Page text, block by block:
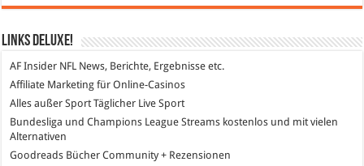
Links DeLuXe!
AF Insider NFL News, Berichte, Ergebnisse etc.
Affiliate Marketing für Online-Casinos
Alles außer Sport Täglicher Live Sport
Bundesliga und Champions League Streams kostenlos und mit vielen
Alternativen
Goodreads Bücher Community + Rezensionen